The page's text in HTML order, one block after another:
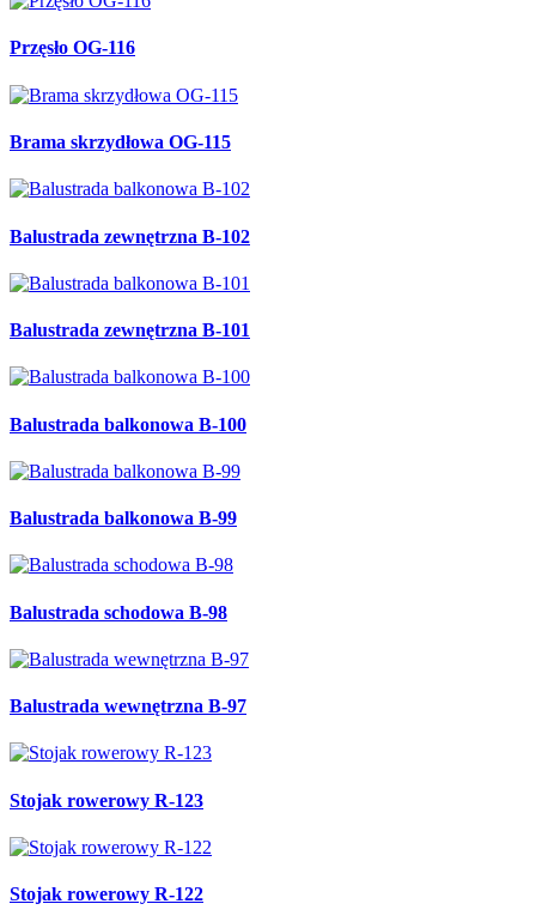
Przęsło OG-116
Brama skrzydłowa OG-115
Balustrada zewnętrzna B-102
Balustrada zewnętrzna B-101
Balustrada balkonowa B-100
Balustrada balkonowa B-99
Balustrada schodowa B-98
Balustrada wewnętrzna B-97
Stojak rowerowy R-123
Stojak rowerowy R-122